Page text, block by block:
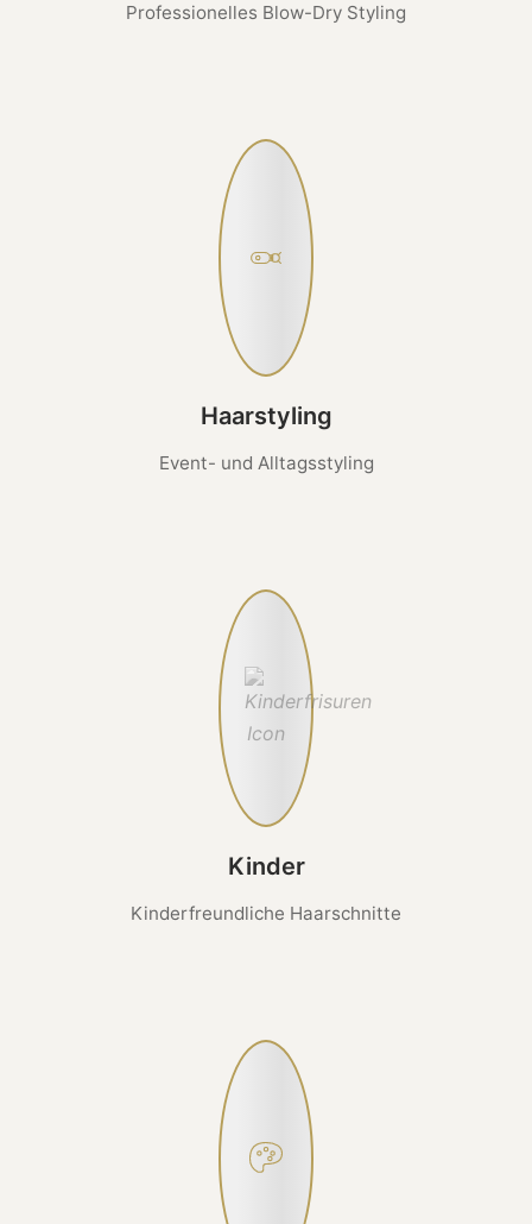
Professionelles Blow-Dry Styling
Haarstyling
Event- und Alltagsstyling
Kinder
Kinderfreundliche Haarschnitte